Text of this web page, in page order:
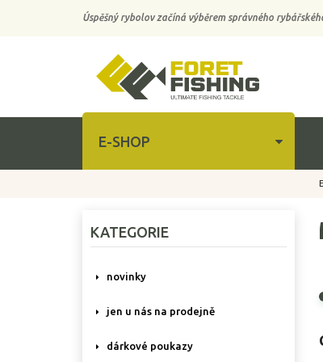
Úspěšný rybolov začíná výběrem správného
E-SHOP
KATEGORIE
novinky
jen u nás na prodejně
dárkové poukazy